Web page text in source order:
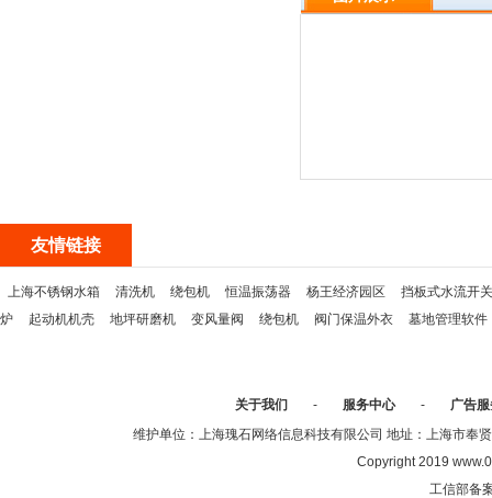
友情链接
上海不锈钢水箱 清洗机 绕包机 恒温振荡器 杨王经济园区
挡板式水流开关
炉
起动机机壳 地坪研磨机 变风量阀 绕包机 阀门保温外衣 墓地管理软件
关于我们 - 服务中心 -
广告
维护单位：上海瑰石网络信息科技有限公司 地址：上海市
Copyright 2019
工信部备